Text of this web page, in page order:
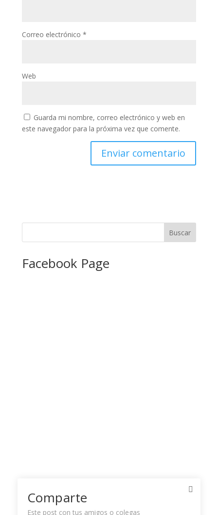
Correo electrónico *
Web
Guarda mi nombre, correo electrónico y web en
este navegador para la próxima vez que comente.
Facebook Page
Comparte
Este post con tus amigos o colegas